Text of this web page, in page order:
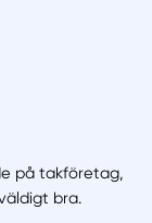
på takföretag,
bra.